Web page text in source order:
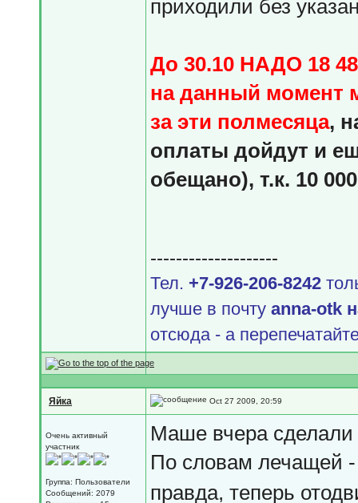
приходили без
До 30.10 НАДО 18
на данный
за эти полмесяца,
оплаты дойдут и
обещано), т.к. 10
--------------------
Тел. +7-926-206-8242
лучше в почту аnnа-оtk
отсюда - а
Яйка Oct 27 2009, 20:59
Очень активный
участник
Группа: Пользователи
Сообщений: 2079
Маше вчера сделали
По словам лечащей
правда, теперь